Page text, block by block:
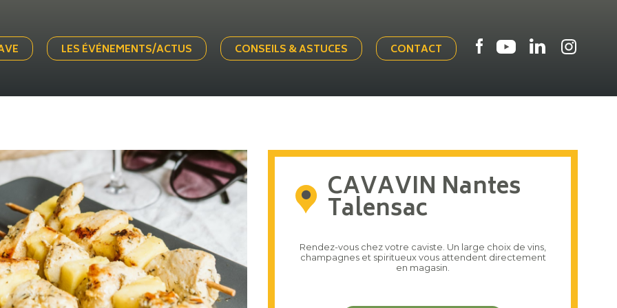
LES ÉVÉNEMENTS/ACTUS CONSEILS & ASTUCES CONTACT
CAVAVIN Nantes
Talensac
Rendez-vous chez votre caviste. Un large choix de vins,
champagnes et spiritueux vous attendent directement
en magasin.